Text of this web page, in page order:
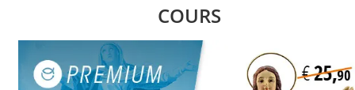
COURS